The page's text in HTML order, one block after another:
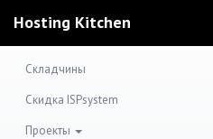
Hosting Kitchen
Складчины
Скидка ISPsystem
Проекты